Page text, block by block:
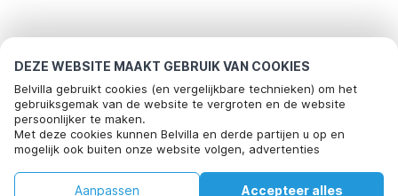
DEZE WEBSITE MAAKT GEBRUIK VAN COOKIES
Belvilla gebruikt cookies (en vergelijkbare technieken) om het
gebruiksgemak van de website te vergroten en de website
persoonlijker te maken.
Met deze cookies kunnen Belvilla en derde partijen u op en
mogelijk ook buiten onze website volgen, advertenties
social media.
Accepteer alles
Aanpassen
Meest populaire bestemmingen voor
vakantie
Top steden met top voorzieningen voor vakantie
Vakantie appartementen cerdedo
Vakantie appartementen a-lama
Populaire voorzieningen voor vakantie in Ortigueira
Wellness vakantiehuis
Bel om te boeken